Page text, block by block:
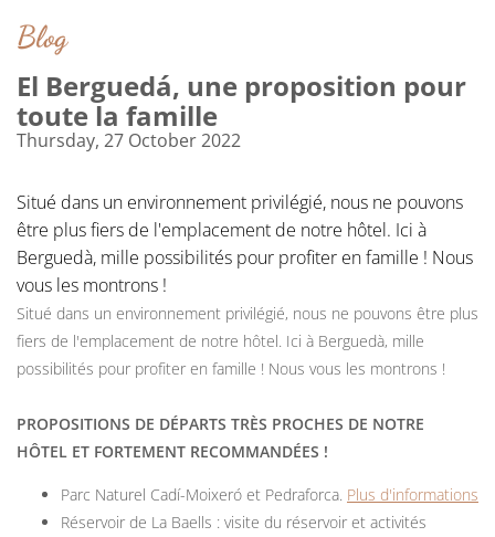
Blog
El Berguedá, une proposition pour
toute la famille
Thursday, 27 October 2022
Situé dans un environnement privilégié, nous ne pouvons
être plus fiers de l'emplacement de notre hôtel. Ici à
Berguedà, mille possibilités pour profiter en famille ! Nous
vous les montrons !
Situé dans un environnement privilégié, nous ne pouvons être plus
fiers de l'emplacement de notre hôtel. Ici à Berguedà, mille
possibilités pour profiter en famille ! Nous vous les montrons !
PROPOSITIONS DE DÉPARTS TRÈS PROCHES DE NOTRE
HÔTEL ET FORTEMENT RECOMMANDÉES !
Parc Naturel Cadí-Moixeró et Pedraforca. Plus d'informations
Réservoir de La Baells : visite du réservoir et activités